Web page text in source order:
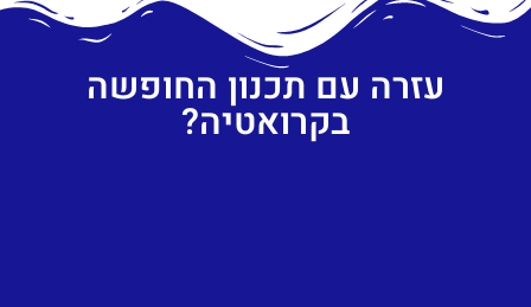
עזרה עם תכנון החופשה
בקרואטיה?